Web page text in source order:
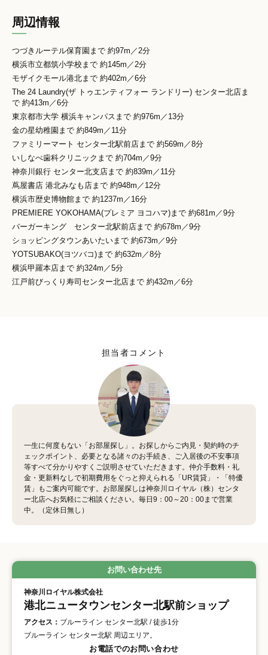
周辺情報
つづきルーテル保育園まで 約97m／2分
横浜市立都筑小学校まで 約145m／2分
モザイクモール港北まで 約402m／6分
The 24 Laundry(ザ トゥエンティフォー ランドリー) センター北店ま
で 約413m／6分
東京都市大学 横浜キャンパスまで 約976m／13分
金の星幼稚園まで 約849m／11分
ファミリーマート センター北駅前店まで 約569m／8分
いしなべ歯科クリニックまで 約704m／9分
神奈川銀行 センター北支店まで 約839m／11分
蔦屋書店 港北みなも店まで 約948m／12分
横浜市歴史博物館まで 約1237m／16分
PREMIERE YOKOHAMA(プレミア ヨコハマ)まで 約681m／9分
バーガーキング センター北駅前店まで 約678m／9分
ショッピングタウンあいたいまで 約673m／9分
YOTSUBAKO(ヨツバコ)まで 約632m／8分
横浜甲羅本店まで 約324m／5分
江戸前びっくり寿司センター北店まで 約432m／6分
担当者コメント
一生に何度もない「お部屋探し」。お探しからご内見・契約時のチ
ェックポイント、必要となる諸々のお手続き、ご入居後の不安事項
等すべて分かりやすくご説明させていただきます。仲介手数料・礼
金・更新料なしで初期費用をぐっと抑えられる「UR賃貸」・「特優
賃」もご案内可能です。お部屋探しは神奈川ロイヤル（株）センタ
ー北店へお気軽にご相談ください。毎日9：00～20：00まで営業
中。（定休日無し）
お問い合わせ先
神奈川ロイヤル株式会社
港北ニュータウンセンター北駅前ショップ
アクセス： ブルーライン センター北駅 / 徒歩1分
ブルーライン センター北駅 周辺エリア。
お電話でのお問い合わせ